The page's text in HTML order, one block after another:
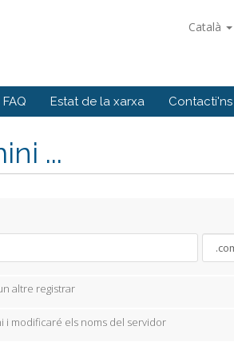
Català
Estat de la xarxa Contacti'ns
...
altre registrar
i modificaré els noms del servidor